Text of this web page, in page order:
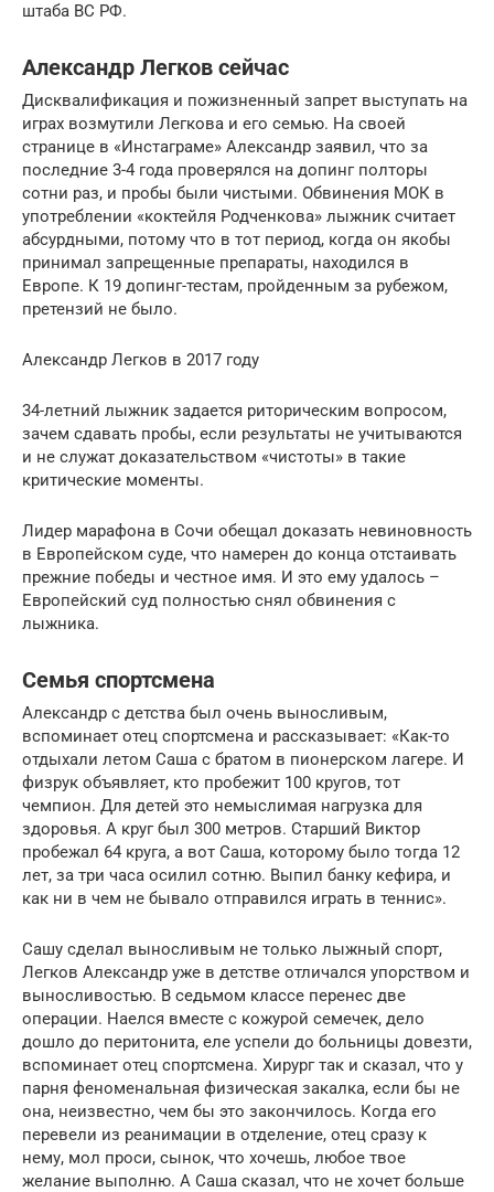
штаба ВС РФ.
Александр Легков сейчас
Дисквалификация и пожизненный запрет выступать на
играх возмутили Легкова и его семью. На своей
странице в «Инстаграме» Александр заявил, что за
последние 3-4 года проверялся на допинг полторы
сотни раз, и пробы были чистыми. Обвинения МОК в
употрeблении «коктейля Родченкова» лыжник считает
абсурдными, потому что в тот период, когда он якобы
принимал запрещенные препараты, находился в
Европе. К 19 допинг-тестам, пройденным за рубежом,
претензий не было.
Александр Легков в 2017 году
34-летний лыжник задается риторическим вопросом,
зачем сдавать пробы, если результаты не учитываются
и не служат доказательством «чистоты» в такие
критические моменты.
Лидер марафона в Сочи обещал доказать невиновность
в Европейском суде, что намерен до конца отстаивать
прежние победы и честное имя. И это ему удалось –
Европейский суд полностью снял обвинения с
лыжника.
Семья спортсмена
Александр с детства был очень выносливым,
вспоминает отец спортсмена и рассказывает: «Как-то
отдыхали летом Саша с братом в пионерском лагере. И
физрук объявляет, кто пробежит 100 кругов, тот
чемпион. Для детей это немыслимая нагрузка для
здоровья. А круг был 300 метров. Старший Виктор
пробежал 64 круга, а вот Саша, которому было тогда 12
лет, за три часа осилил сотню. Выпил банку кефира, и
как ни в чем не бывало отправился играть в теннис».
Сашу сделал выносливым не только лыжный спорт,
Легков Александр уже в детстве отличался упорством и
выносливостью. В седьмом классе перенес две
операции. Наелся вместе с кожурой семечек, дело
дошло до перитонита, еле успели до больницы довезти,
вспоминает отец спортсмена. Хирург так и сказал, что у
парня феноменальная физическая закалка, если бы не
она, неизвестно, чем бы это закончилось. Когда его
перевели из реанимации в отделение, отец сразу к
нему, мол проси, сынок, что хочешь, любое твое
желание выполню. А Саша сказал, что не хочет больше